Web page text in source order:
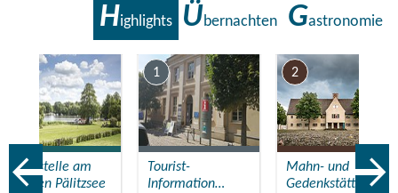
Highlights Übernachten Gastronomie
Badestelle am
Kleinen Pälitzsee
1
Tourist-
Information…
2
Mahn- und
Gedenkstätte